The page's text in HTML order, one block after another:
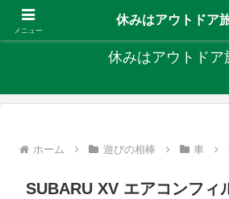
キャンプ、釣り、旅行など外遊び
休みはアウトドア
ホーム 遊びの相棒 車
SUBARU XV エアコンフィ
メニュー
休みはアウトドア